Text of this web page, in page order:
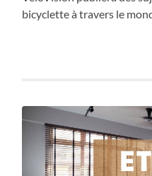
bicyclette à travers le